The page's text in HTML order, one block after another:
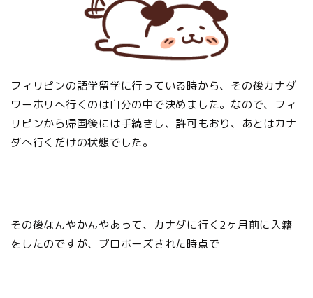
フィリピンの語学留学に行っている時から、その後カナダ
ワーホリへ行くのは自分の中で決めました。なので、フィ
リピンから帰国後には手続きし、許可もおり、あとはカナ
ダへ行くだけの状態でした。
その後なんやかんやあって、カナダに行く2ヶ月前に入籍
をしたのですが、プロポーズされた時点で